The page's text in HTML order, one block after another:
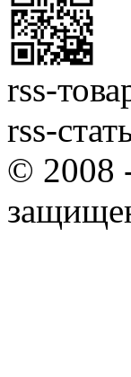
rss-
rss-
© 2008